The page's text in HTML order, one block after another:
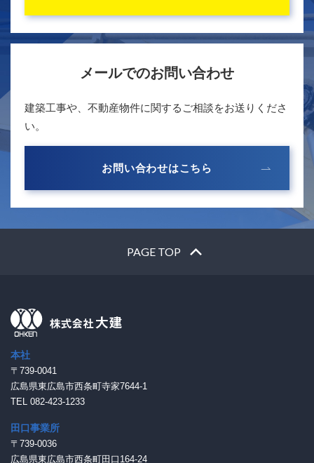
メールでのお問い合わせ
建築工事や、不動産物件に関するご相談をお送りくださ
い。
お問い合わせはこちら
PAGE TOP
本社
〒739-0041
広島県東広島市西条町寺家7644-1
TEL 082-423-1233
田口事業所
〒739-0036
広島県東広島市西条町田口164-24